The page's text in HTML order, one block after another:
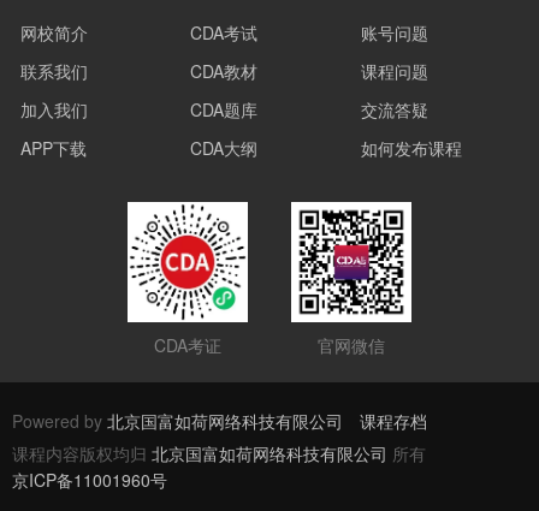
网校简介
联系我们
加入我们
APP下载
CDA考试
CDA教材
CDA题库
CDA大纲
账号问题
课程问题
交流答疑
如何发布课程
CDA考证 官网微信
Powered by 北京国富如荷网络科技有限公司
课程存档
课程内容版权均归 北京国富如荷网络科技有限公司 所有
京ICP备11001960号